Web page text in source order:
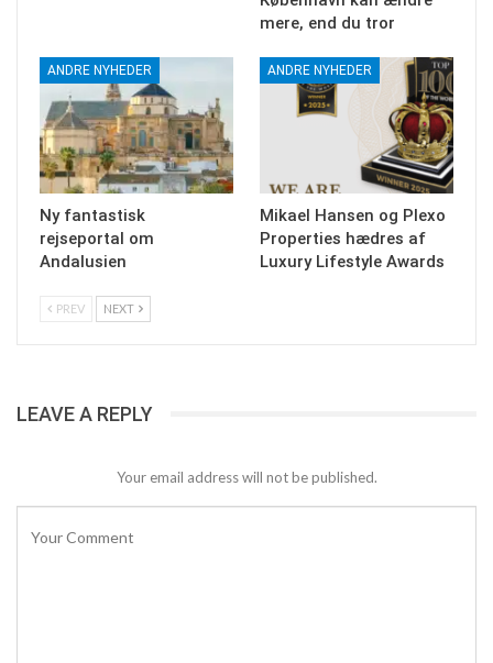
mere, end du tror
ANDRE NYHEDER
Ny fantastisk
rejseportal om
Andalusien
ANDRE NYHEDER
Mikael Hansen og Plexo
Properties hædres af
Luxury Lifestyle Awards
PREV NEXT
LEAVE A REPLY
Your email address will not be published.